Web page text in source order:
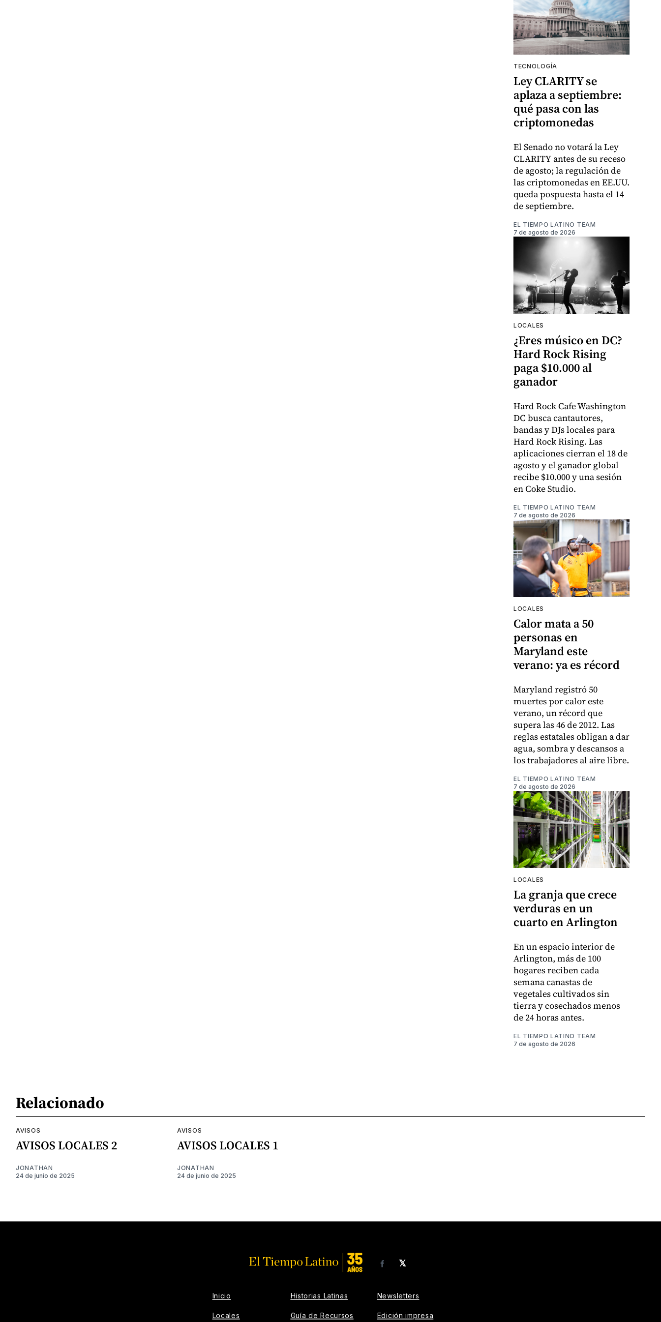
TECNOLOGÍA
Ley CLARITY se
aplaza a septiembre:
qué pasa con las
criptomonedas
El Senado no votará la Ley
CLARITY antes de su receso
de agosto; la regulación de
las criptomonedas en EE.UU.
queda pospuesta hasta el 14
de septiembre.
EL TIEMPO LATINO TEAM
7 de agosto de 2026
LOCALES
¿Eres músico en DC?
Hard Rock Rising
paga $10.000 al
ganador
Hard Rock Cafe Washington
DC busca cantautores,
bandas y DJs locales para
Hard Rock Rising. Las
aplicaciones cierran el 18 de
agosto y el ganador global
recibe $10.000 y una sesión
en Coke Studio.
EL TIEMPO LATINO TEAM
7 de agosto de 2026
LOCALES
Calor mata a 50
personas en
Maryland este
verano: ya es récord
Maryland registró 50
muertes por calor este
verano, un récord que
supera las 46 de 2012. Las
reglas estatales obligan a dar
agua, sombra y descansos a
los trabajadores al aire libre.
EL TIEMPO LATINO TEAM
7 de agosto de 2026
LOCALES
La granja que crece
verduras en un
cuarto en Arlington
En un espacio interior de
Arlington, más de 100
hogares reciben cada
semana canastas de
vegetales cultivados sin
tierra y cosechados menos
de 24 horas antes.
EL TIEMPO LATINO TEAM
7 de agosto de 2026
Relacionado
AVISOS
AVISOS LOCALES 2
JONATHAN
24 de junio de 2025
AVISOS
AVISOS LOCALES 1
JONATHAN
24 de junio de 2025
𝕏
Facebook
Inicio
Locales
Historias Latinas
Guía de Recursos
Newsletters
Edición impresa